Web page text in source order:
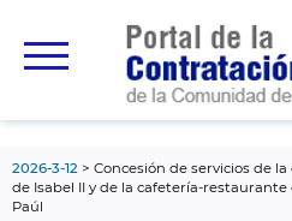
principal
2026-3-12
Concesión de servicios de
de Isabel II y de la cafetería-
Paúl